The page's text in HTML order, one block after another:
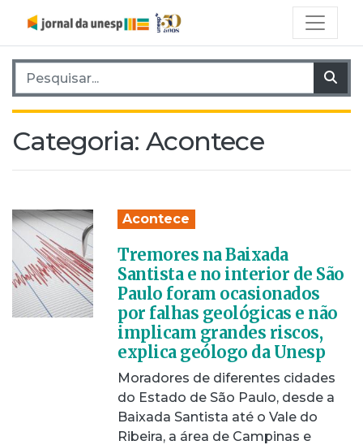
Pesquisar por:
Categoria:Acontece
Acontece
Tremores na Baixada
Santista e no interior de São
Paulo foram ocasionados
por falhas geológicas e não
implicam grandes riscos,
explica geólogo da Unesp
Moradores de diferentes cidades
do Estado de São Paulo, desde a
Baixada Santista até o Vale do
Ribeira, a área de Campinas e